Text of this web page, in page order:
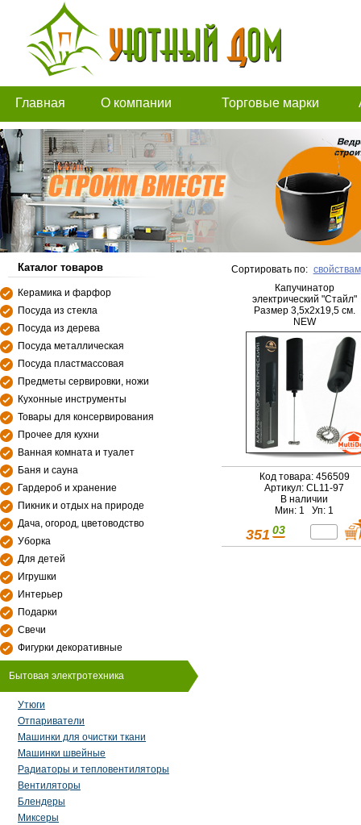
Главная О компании Торговые марки
Каталог товаров
Керамика и фарфор
Посуда из стекла
Посуда из дерева
Посуда металлическая
Посуда пластмассовая
Предметы сервировки, ножи
Кухонные инструменты
Товары для консервирования
Прочее для кухни
Ванная комната и туалет
Баня и сауна
Гардероб и хранение
Пикник и отдых на природе
Дача, огород, цветоводство
Уборка
Для детей
Игрушки
Интерьер
Подарки
Свечи
Фигурки декоративные
Бытовая электротехника
Утюги
Отпариватели
Машинки для очистки ткани
Машинки швейные
Радиаторы и тепловентиляторы
Вентиляторы
Блендеры
Миксеры
Сортировать по: свойствам
Капучинатор
электрический "Стайл"
Размер 3,5х2х19,5 см.
NEW
Код товара: 456509
Артикул: CL11-97
В наличии
Мин: 1 Уп: 1
351 03